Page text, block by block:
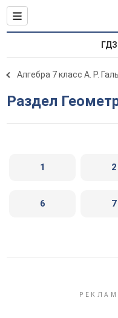
ГДЗ
Алгебра 7 класс А. Р.
Раздел
1 2
6 7